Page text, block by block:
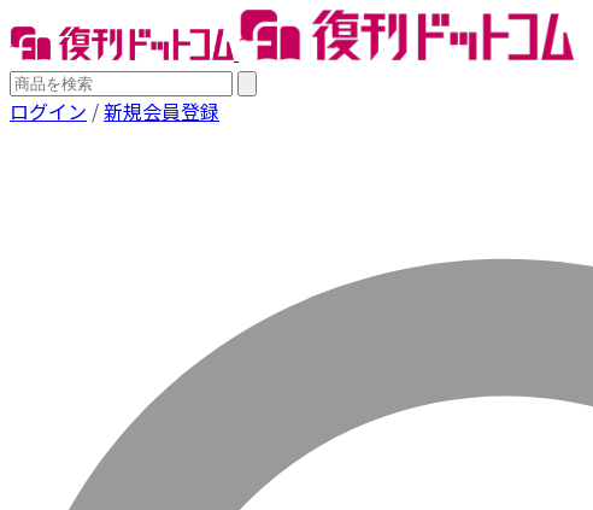
ログイン /新規会員登録